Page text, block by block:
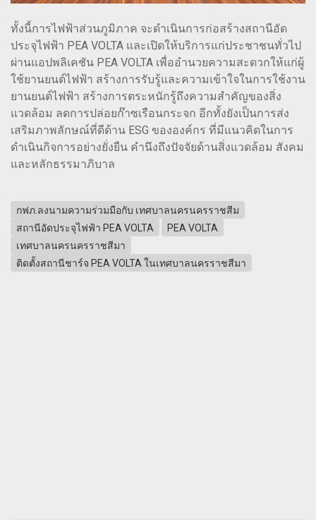
ทั้งนี้การไฟฟ้าส่วนภูมิภาค จะดำเนินการก่อสร้างสถานีอัด
ประจุไฟฟ้า PEA VOLTA และเปิดให้บริการแก่ประชาชนทั่วไป
ผ่านแอปพลิเคชัน PEA VOLTA เพื่ออำนวยความสะดวกให้แก่ผู้
ใช้ยานยนต์ไฟฟ้า สร้างการรับรู้และความเข้าใจในการใช้งาน
ยานยนต์ไฟฟ้า สร้างการตระหนักรู้ถึงความสำคัญของสิ่ง
แวดล้อม ลดการปล่อยก๊าซเรือนกระจก อีกทั้งยังเป็นการส่ง
เสริมภาพลักษณ์ที่ดีด้าน ESG ขององค์กร ที่มีแนวคิดในการ
ดำเนินกิจการอย่างยั่งยืน คำนึงถึงปัจจัยด้านสิ่งแวดล้อม สังคม
และหลักธรรมาภิบาล
กฟภ.ลงนามความร่วมมือกับ เทศบาลนครนครราชสีม
สถานีอัดประจุไฟฟ้า PEA VOLTA
PEA VOLTA
เทศบาลนครนครราชสีมา
ติดตั้งสถานีชาร์จ PEA VOLTA ในเทศบาลนครราชสีมา